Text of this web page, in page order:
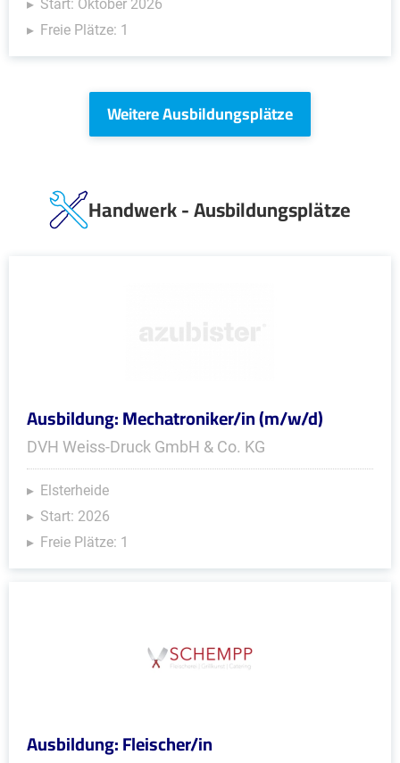
Start: Oktober 2026
Freie Plätze: 1
Weitere Ausbildungsplätze
Handwerk - Ausbildungsplätze
Ausbildung: Mechatroniker/in (m/w/d)
DVH Weiss-Druck GmbH & Co. KG
Elsterheide
Start: 2026
Freie Plätze: 1
Ausbildung: Fleischer/in